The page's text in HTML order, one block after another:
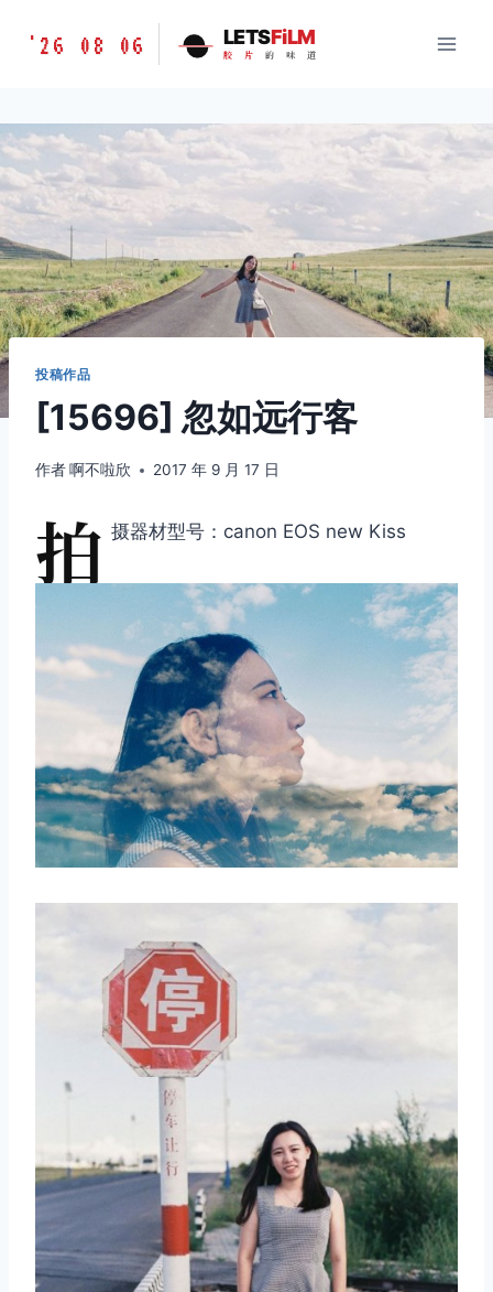
胶
味
LETSFILM
'26 08 06 LETSFiLM
胶 片 的 味 道
投稿作品
[15696] 忽如远行客
作者啊不啦欣 2017 年 9 月 17 日
拍 摄器材型号：canon EOS new Kiss